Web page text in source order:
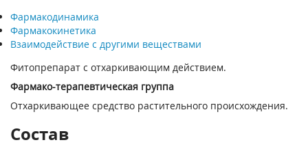
Фармакодинамика
Фармакокинетика
Взаимодействие с другими веществами
Фитопрепарат с отхаркивающим действием.
Фармако-терапевтическая группа
Отхаркивающее средство растительного происхождения.
Состав